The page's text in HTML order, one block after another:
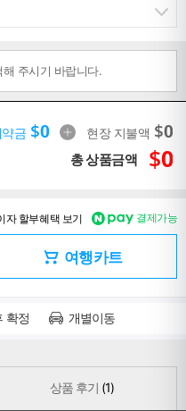
주시기 바랍니다.
금 $0 현장 지불액 $0
총 상품금액 $0
자 할부혜택 보기 결제가능
여행카트
확정 개별이동
상품 후기 (1)